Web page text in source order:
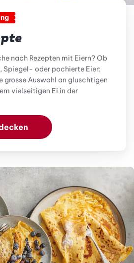
nach Rezepten mit Eiern? Ob
Spiegel- oder pochierte Eier:
grosse Auswahl an gluschtigen
vielseitigen Ei in der